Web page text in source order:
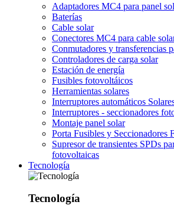
Adaptadores MC4 para panel
Baterías
Cable solar
Conectores MC4 para cable
Conmutadores y transferencias
Controladores de carga solar
Estación de energía
Fusibles fotovoltáicos
Herramientas solares
Interruptores automáticos
Interruptores - seccionadores
Montaje panel solar
Porta Fusibles y Seccionadores
Supresor de transientes SPDs
fotovoltaicas
Tecnología
Tecnología